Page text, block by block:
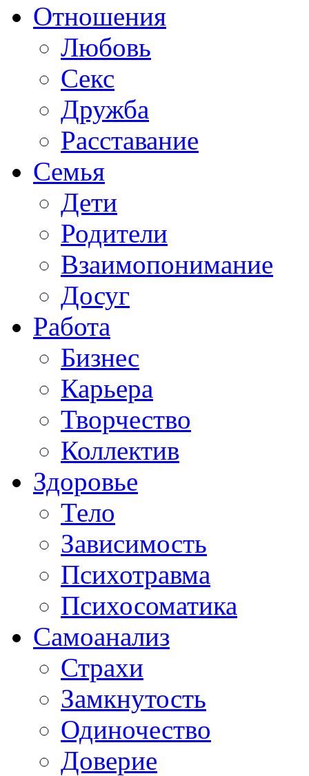
Отношения
Любовь
Секс
Дружба
Расставание
Семья
Дети
Родители
Взаимопонимание
Досуг
Работа
Бизнес
Карьера
Творчество
Коллектив
Здоровье
Тело
Зависимость
Психотравма
Психосоматика
Самоанализ
Страхи
Замкнутость
Одиночество
Доверие